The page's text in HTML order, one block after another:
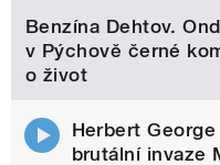
Benzína Dehtov.
v Pýchově černé
o život
Herbert
brutální invaze